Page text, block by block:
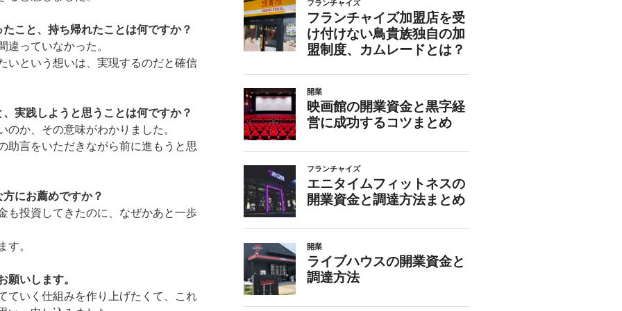
こと、 持ち帰れたことは何ですか？
違っていなかった。
いという想いは、 実現するのだと確信
実践しようと思うことは何ですか？
か、その意味がわかりました。
助言をいただきながら前に進もうと思
にお薦めですか？
も投資してきたのに、 なぜかあと一歩
す。
願いします。
いく仕組みを作り上げたくて、
これ